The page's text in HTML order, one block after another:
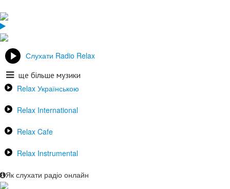
Слухати Radio Relax
ще більше музики
Relax Українською
Relax International
Relax Cafe
Relax Instrumental
Як слухати радіо онлайн